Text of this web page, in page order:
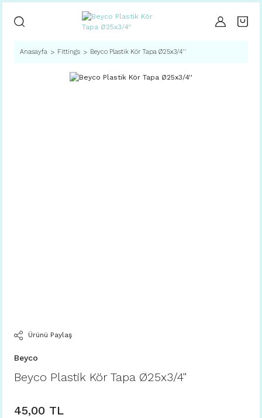
Anasayfa Fittings Beyco Plastik Kör Tapa Ø25x3/4''
Ürünü Paylaş
Beyco
Beyco Plastik Kör Tapa Ø25x3/4''
45,00 TL